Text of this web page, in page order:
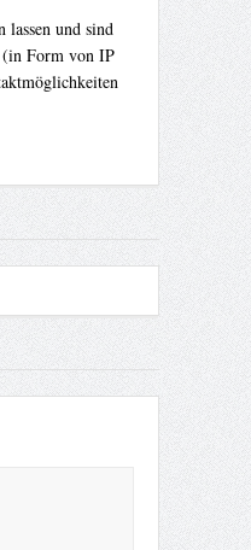
und sind
(in Form von IP